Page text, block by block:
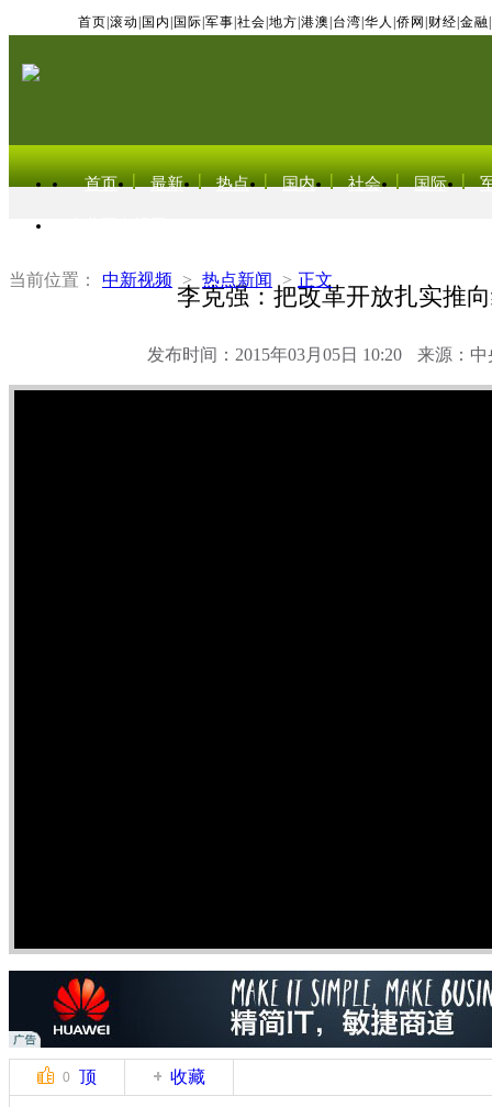
首页 滚动 国内 国际 军事 社会 地方 港澳 台湾 华人 侨网 财经 金融
首页 最新 热点 国内 社会 国际
当前位置： 中新视频 > 热点新闻 > 正文
李克强：把改革开放扎实推
发布时间：2015年03月05日 10:20 来源：中
0 顶 收藏